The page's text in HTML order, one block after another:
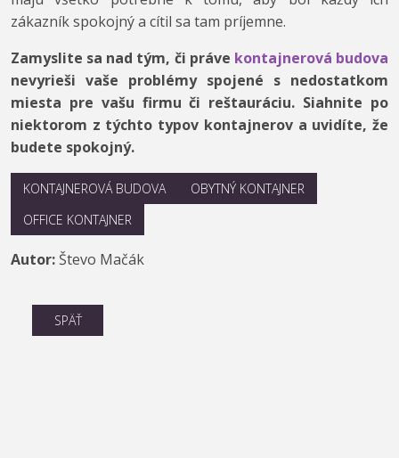
zákazník spokojný a cítil sa tam príjemne.
Zamyslite sa nad tým, či práve kontajnerová budova
nevyrieši vaše problémy spojené s nedostatkom
miesta pre vašu firmu či reštauráciu. Siahnite po
niektorom z týchto typov kontajnerov a uvidíte, že
budete spokojný.
KONTAJNEROVÁ BUDOVA
OBYTNÝ KONTAJNER
OFFICE KONTAJNER
Autor: Števo Mačák
SPÄŤ